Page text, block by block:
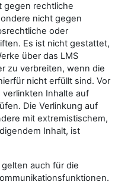
gegen rechtliche
nicht gegen
oder
Es ist nicht gestattet,
über das LMS
zu verbreiten, wenn die
nicht erfüllt sind. Vor
Inhalte auf
Die Verlinkung auf
mit extremistischem,
Inhalt, ist
auch für die